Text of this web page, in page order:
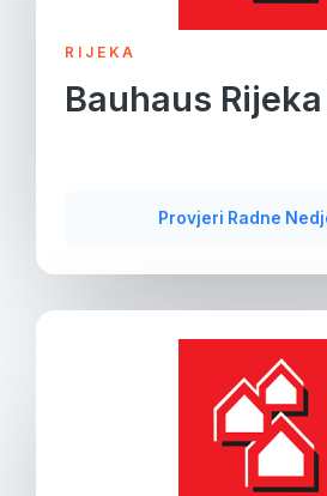
RIJEKA
Bauhaus
Provjeri Radne